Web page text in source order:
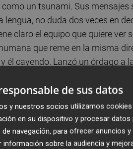
como un tsunami. Sus
no duda dos veces en
claro el equipo que quiere ver
que reme en la misma
cayendo. Lanzó un órdago a la
caído como una losa en un
se pudo apreciar esa
su extécnico. La “falta de
franjiverde, contestó con
domingo.
de sus datos
y nuestros socios utilizamos
en su dispositivo y procesar
de navegación, para ofrecer anuncios
información sobre la audiencia y